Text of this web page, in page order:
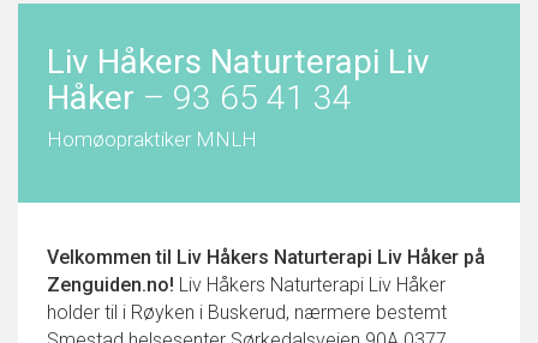
Liv Håkers Naturterapi Liv
Håker – 93 65 41 34
Homøopraktiker MNLH
Velkommen til Liv Håkers Naturterapi Liv Håker på
Zenguiden.no! Liv Håkers Naturterapi Liv Håker
holder til i Røyken i Buskerud, nærmere bestemt